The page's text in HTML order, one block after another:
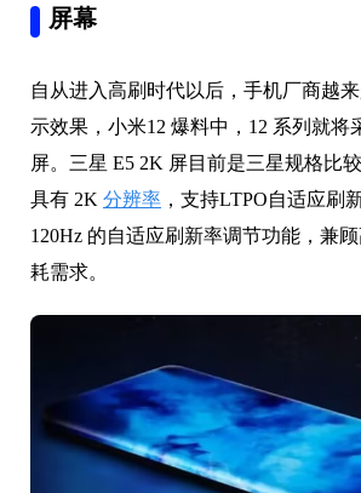
屏幕
自从进入高刷时代以后，手机厂商越
示效果，小米12 爆料中，12 系列就将
屏。三星 E5 2K 屏目前是三星规格比
具有 2K 分辨率 ，支持LTPO自适应刷
120Hz 的自适应刷新率调节功能，兼
耗需求。